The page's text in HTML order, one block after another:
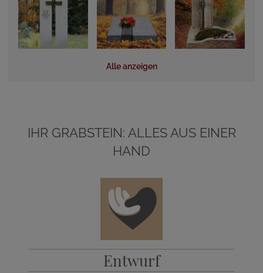
Alle anzeigen
IHR GRABSTEIN: ALLES AUS EINER
HAND
Entwurf